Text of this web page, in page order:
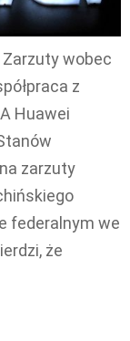
wobec
z
Huawei
zarzuty
federalnym we
że